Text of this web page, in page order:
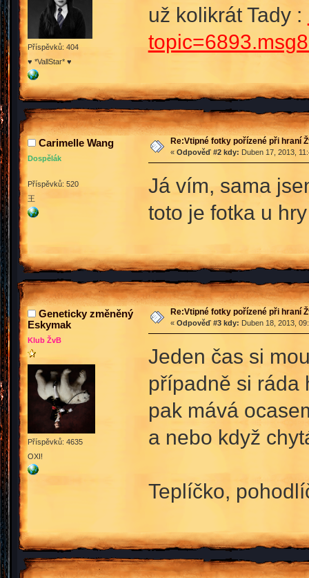
Příspěvků: 404
♥ *VallStar* ♥
už kolikrát Tady :
Carimelle Wang
Dospělák
Příspěvků: 520
王
Re:Vtipné fotky pořízené při hraní
« Odpověď #2 kdy: Duben 17, 2013,
Já vím, sama
toto je fotka u
Geneticky změněný
Eskymak
Klub ŽvB
Příspěvků: 4635
OXI!
Re:Vtipné fotky pořízené při hraní
« Odpověď #3 kdy: Duben 18, 2013,
Jeden čas si
případně si ráda
pak mává
a nebo když
Teplíčko,